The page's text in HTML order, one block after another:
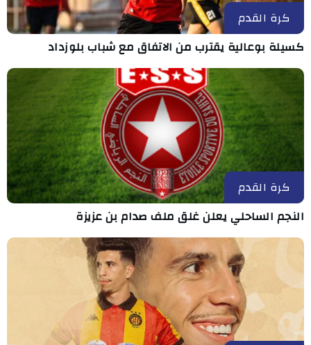
كرة القدم
كسيلة بوعالية يقترب من الاتفاق مع شباب بلوزداد
كرة القدم
النجم الساحلي يعلن غلق ملف صدام بن عزيزة